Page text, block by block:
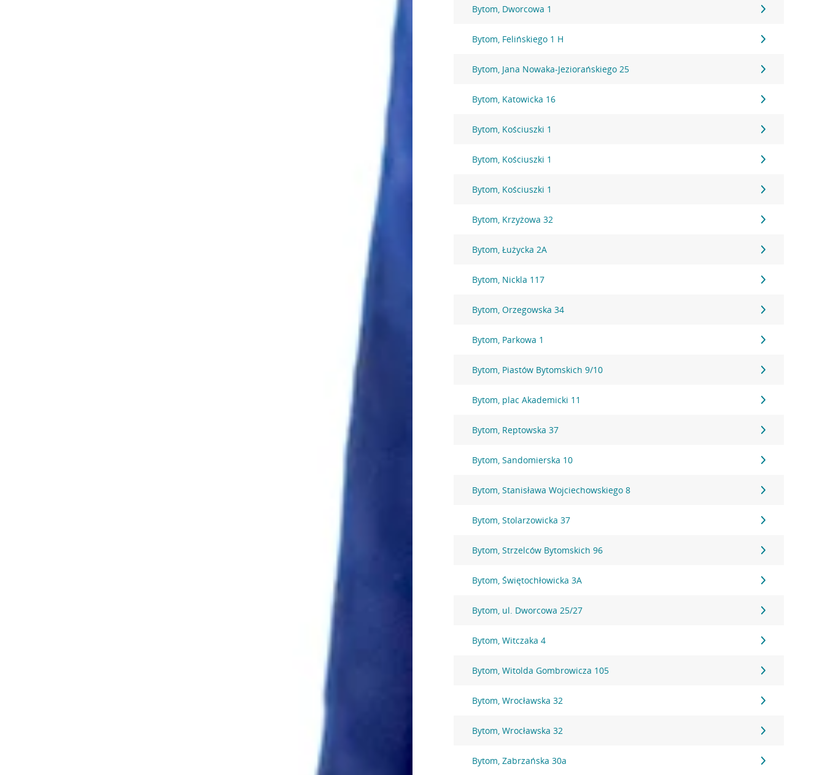
Bytom, Dworcowa 1
Bytom, Felińskiego 1 H
Bytom, Jana Nowaka-Jeziorańskiego 25
Bytom, Katowicka 16
Bytom, Kościuszki 1
Bytom, Kościuszki 1
Bytom, Kościuszki 1
Bytom, Krzyżowa 32
Bytom, Łużycka 2A
Bytom, Nickla 117
Bytom, Orzegowska 34
Bytom, Parkowa 1
Bytom, Piastów Bytomskich 9/10
Bytom, plac Akademicki 11
Bytom, Reptowska 37
Bytom, Sandomierska 10
Bytom, Stanisława Wojciechowskiego 8
Bytom, Stolarzowicka 37
Bytom, Strzelców Bytomskich 96
Bytom, Świętochłowicka 3A
Bytom, ul. Dworcowa 25/27
Bytom, Witczaka 4
Bytom, Witolda Gombrowicza 105
Bytom, Wrocławska 32
Bytom, Wrocławska 32
Bytom, Zabrzańska 30a